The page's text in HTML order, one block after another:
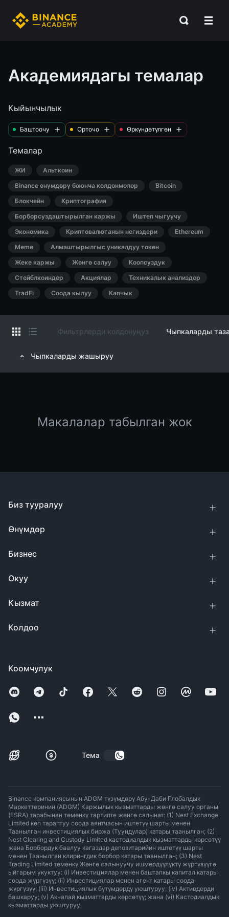
Академиядагы темалар
Кыйынчылык
Баштоочу Орточо Өркүндөтүлгөн
Темалар
ЖИ
Альткоин
Binance өнүмдөрү боюнча колдонмолор
Bitcoin
Блокчейн
Криптография
Борборсуздаштырылган каржы
Иштеп чыгуучу
Экономика
Криптовалютанын негиздери
Ethereum
Meme
Алмаштырылгыс уникалдуу токен
Жеке каржы
Жөнгө салуу
Коопсуздук
Стейблкоиндер
Акциялар
Техникалык анализдер
TradFi
Соода кылуу Капчык
Фильтрлерди колдонуңуз Чыпкаларды
Чыпкаларды жашыруу
Макалалар табылган жок
Коомчулук
Тема
Биз тууралуу
Өнүмдөр
Бизнес
Окуу
Кызмат
Колдоо
Binance компаниясынын ADGM түзүмдөрү Абу-Даби Глобалдык
Маркеттеринин (ADGM) Каржылык кызматтарды жөнгө салуу органы
(FSRA) тарабынан төмөнкү тартипте жөнгө салынат: (1) Nest Exchange
Limited көп тараптуу соода аянтчасын иштетүү шарты менен
Таанылган инвестициялык биржа (Туундулар) катары таанылган; (2)
Nest Clearing and Custody Limited кастодиалдык кызматтарды көрсөтүү
жана Борбордук баалуу кагаздар депозитарийин иштетүү шарты
менен Таанылган клирингдик борбор катары таанылган; (3) Nest
Trading Limited төмөнкү Жөнгө салынуучу ишмердүүлүктү жүргүзүүгө
ыйгарым укуктуу: (i) Инвестициялар менен баштапкы капитал катары
соода жүргүзүү; (ii) Инвестициялар менен агент катары соода
жүргүзүү; (iii) Инвестициялык бүтүмдөрдү уюштуруу; (iv) Активдерди
башкаруу; (v) Акчалай кызматтарды көрсөтүү; жана (vi) Кастодиалдык
кызматтарды уюштуруу.